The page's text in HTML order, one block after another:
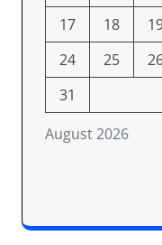
August 2026
17
18
24
25
31